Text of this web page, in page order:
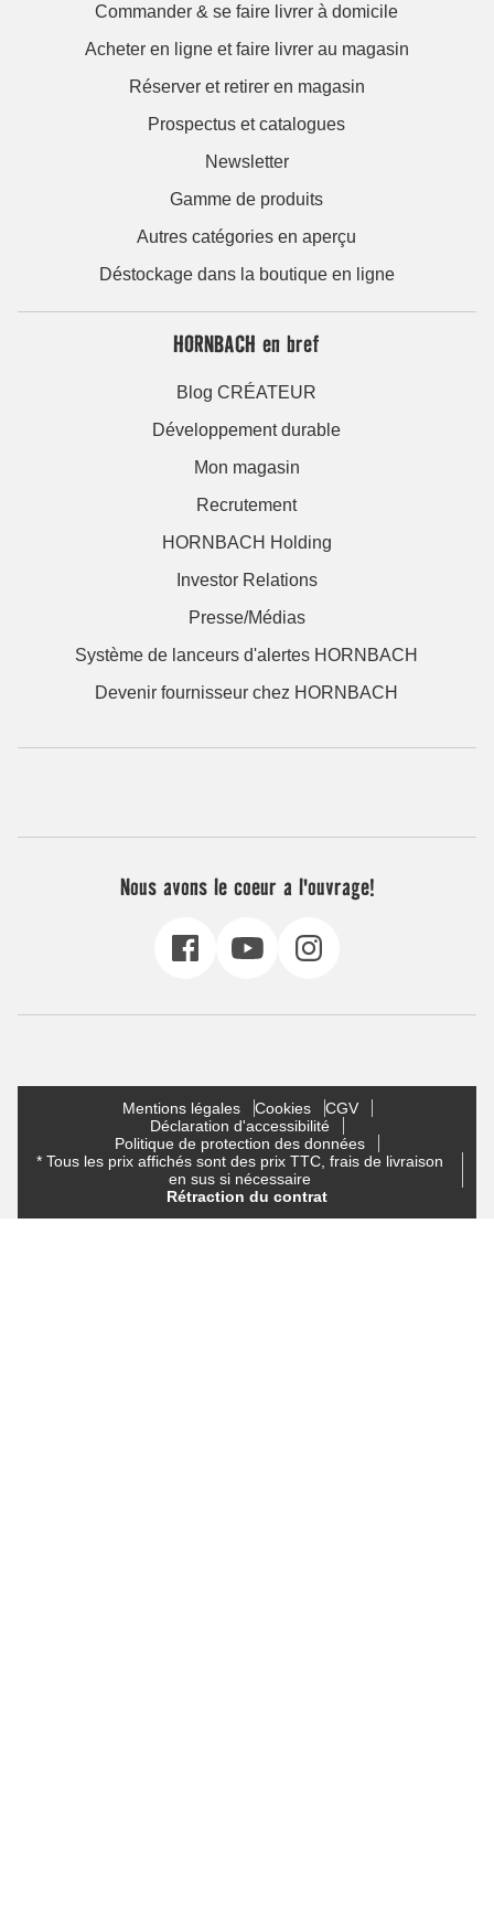
Commander & se faire livrer à domicile
Acheter en ligne et faire livrer au magasin
Réserver et retirer en magasin
Prospectus et catalogues
Newsletter
Gamme de produits
Autres catégories en aperçu
Déstockage dans la boutique en ligne
HORNBACH en bref
Blog CRÉATEUR
Développement durable
Mon magasin
Recrutement
HORNBACH Holding
Investor Relations
Presse/Médias
Système de lanceurs d'alertes HORNBACH
Devenir fournisseur chez HORNBACH
Nous avons le coeur a l'ouvrage!
Mentions légales Cookies
CGV
Déclaration d'accessibilité
Politique de protection des données
* Tous les prix affichés sont des prix TTC, frais de livraison
en sus si nécessaire
Rétraction du contrat